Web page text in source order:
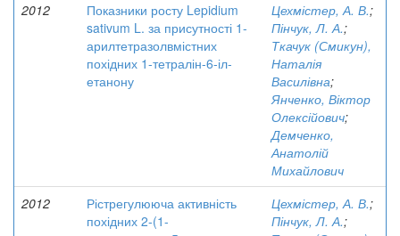
2012
Показники росту Lepidium
sativum L. за присутності 1-
арилтетразолвмістних
похідних 1-тетралін-6-іл-
етанону
Цехмістер, А. В.;
Пінчук, Л. А.;
Ткачук (Смикун),
Наталія
Василівна;
Янченко, Віктор
Олексійович;
Демченко,
Анатолій
Михайлович
2012
Рістрегулююча активність
похідних 2-(1-
Цехмістер, А. В.;
Пінчук, Л. А.;